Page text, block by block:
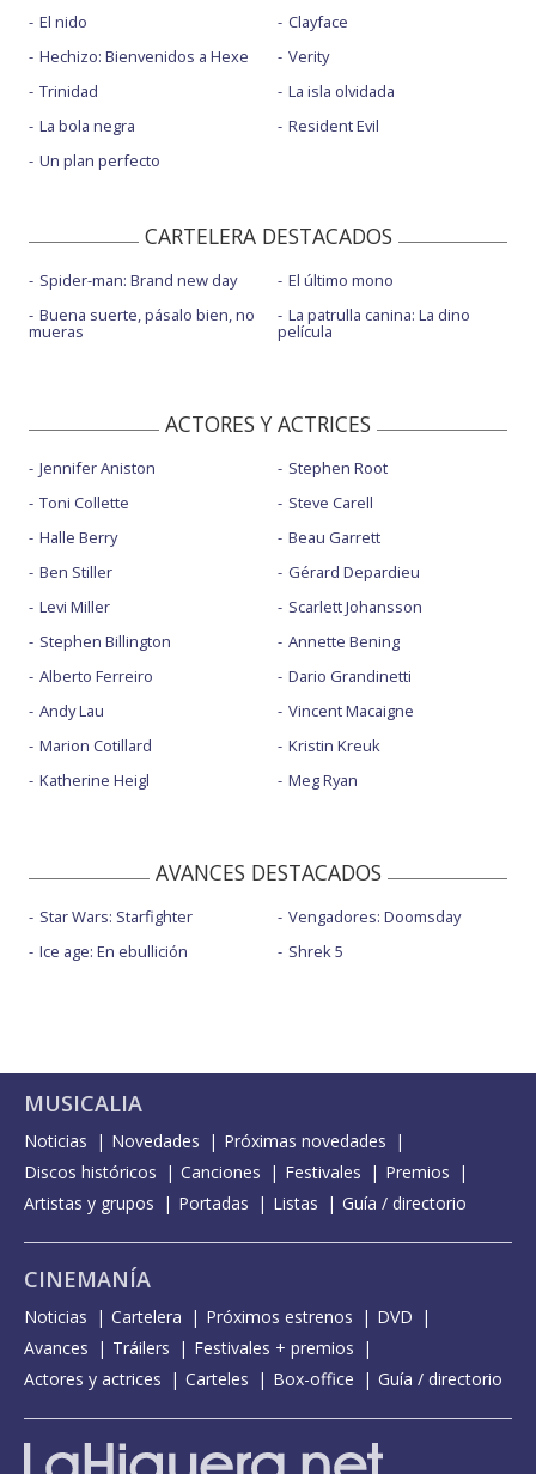
El nido
Hechizo: Bienvenidos a Hexe
Trinidad
La bola negra
Un plan perfecto
Clayface
Verity
La isla olvidada
Resident Evil
CARTELERA DESTACADOS
Spider-man: Brand new day
Buena suerte, pásalo bien, no
mueras
El último mono
La patrulla canina: La dino
película
ACTORES Y ACTRICES
Jennifer Aniston
Toni Collette
Halle Berry
Ben Stiller
Levi Miller
Stephen Billington
Alberto Ferreiro
Andy Lau
Marion Cotillard
Katherine Heigl
Stephen Root
Steve Carell
Beau Garrett
Gérard Depardieu
Scarlett Johansson
Annette Bening
Dario Grandinetti
Vincent Macaigne
Kristin Kreuk
Meg Ryan
AVANCES DESTACADOS
Star Wars: Starfighter
Ice age: En ebullición
Vengadores: Doomsday
Shrek 5
MUSICALIA
Noticias Novedades
Próximas novedades
Discos históricos
Canciones Festivales
Premios
Artistas y grupos
Portadas Listas Guía / directorio
CINEMANÍA
Noticias Cartelera Próximos estrenos
DVD
Avances
Tráilers
Festivales + premios
Actores y actrices
Carteles Box-office Guía / directorio